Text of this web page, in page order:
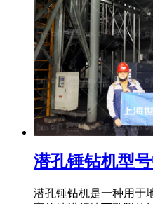
潜孔锤钻机型
潜孔锤钻机是一种用于